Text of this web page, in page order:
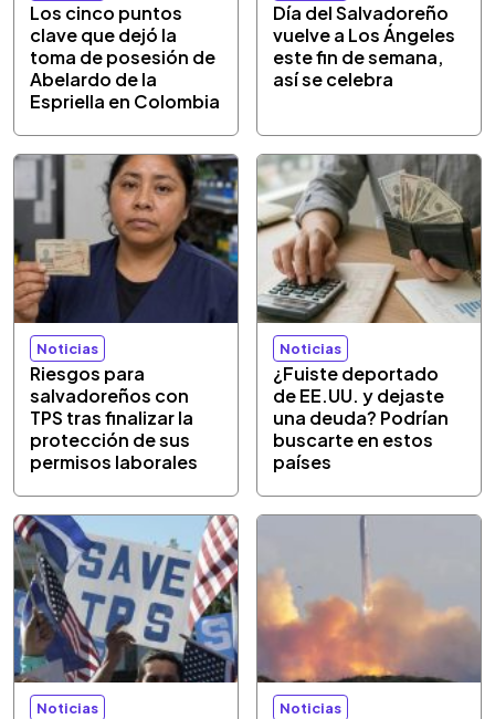
Los cinco puntos
clave que dejó la
toma de posesión de
Abelardo de la
Espriella en Colombia
Día del Salvadoreño
vuelve a Los Ángeles
este fin de semana,
así se celebra
Noticias
Riesgos para
salvadoreños con
TPS tras finalizar la
protección de sus
permisos laborales
Noticias
¿Fuiste deportado
de EE.UU. y dejaste
una deuda? Podrían
buscarte en estos
países
Noticias Noticias